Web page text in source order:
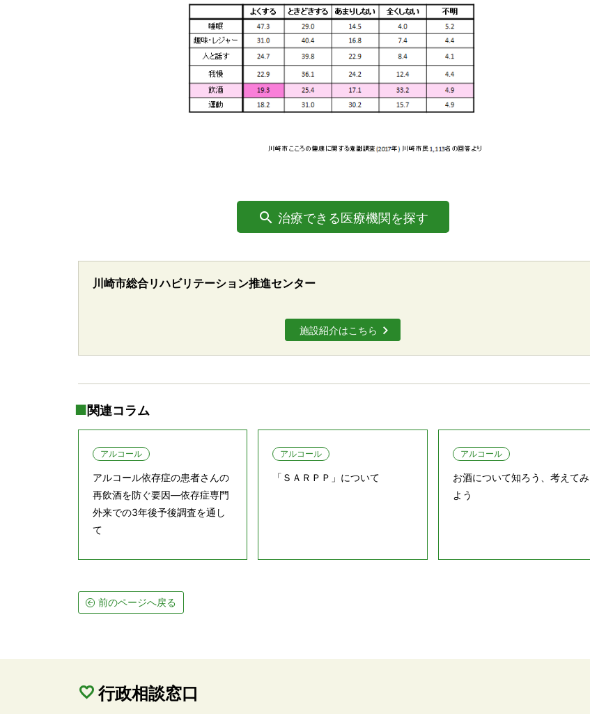
治療できる医療機関を探す
川崎市総合リハビリテーション推進センター
施設紹介はこちら
関連コラム
アルコール
アルコール依存症の患者さんの
再飲酒を防ぐ要因―依存症専門
外来での3年後予後調査を通し
て
アルコール
「ＳＡＲＰＰ」について
アルコール
お酒について知ろう、考えてみ
よう
前のページへ戻る
行政相談窓口